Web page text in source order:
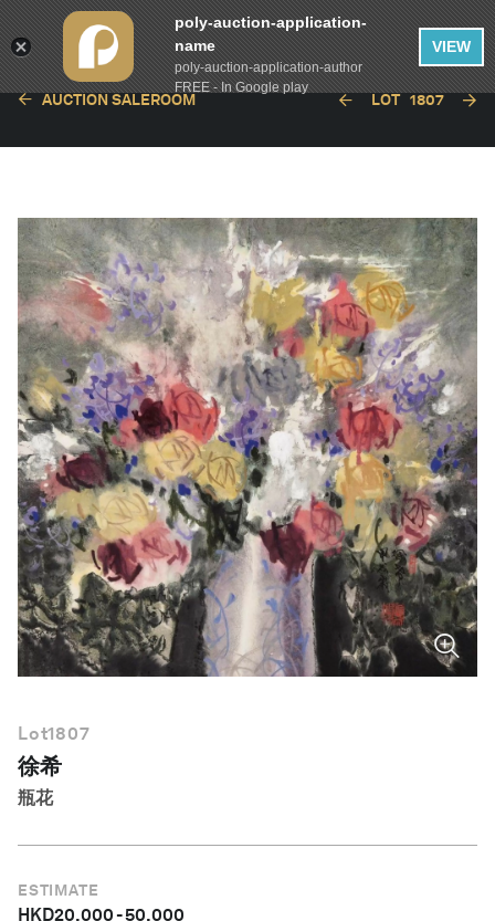
繁體中文
AUCTION SALEROOM LOT 1807
Lot1807
徐希
瓶花
ESTIMATE
HKD20,000-50,000
poly-auction-application-
name
poly-auction-application-author
FREE - In Google play
VIEW